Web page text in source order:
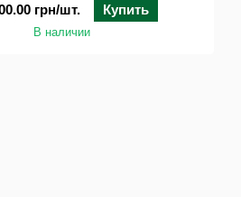
грн/шт. Купить
В наличии